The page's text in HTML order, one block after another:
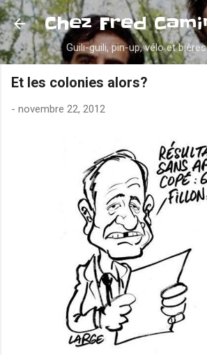
Accéder au contenu
Chez Fred
Guili-guili, pin-up, vélo et bières
Et les colonies alors?
- novembre 22, 2012